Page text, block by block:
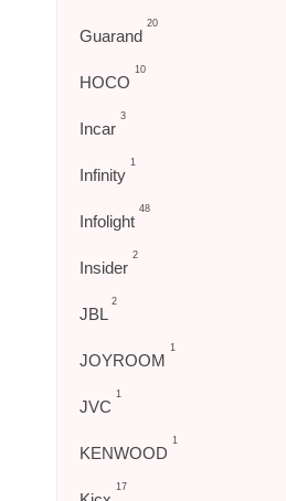
Guarand
20
HOCO
10
Incar
3
Infinity
1
Infolight
48
Insider
2
JBL
2
JOYROOM
1
JVC
1
KENWOOD
1
17